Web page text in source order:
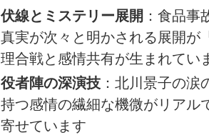
伏線とミステリー展開 ：食品事
真実が次々と明かされる展開が
理合戦と感情共有が生まれてい
役者陣の深演技 ：北川景子の
持つ感情の繊細な機微がリアル
寄せています